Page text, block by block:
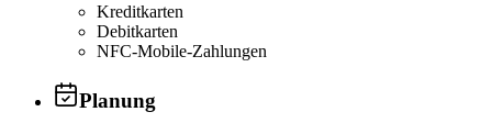
Kreditkarten
Debitkarten
NFC-Mobile-Zahlungen
Planung